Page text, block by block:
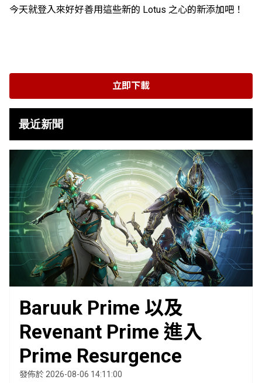
今天就登入來好好善用這些新的 Lotus 之心的新添加吧！
立即下載
最近新聞
Baruuk Prime 以及
Revenant Prime 進入
Prime Resurgence
發佈於 2026-08-06 14:11:00